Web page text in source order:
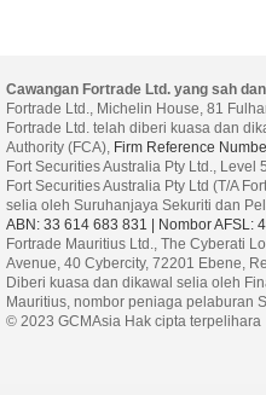
Cawangan Fortrade Ltd. yang sah
Fortrade Ltd., Michelin House, 81
Fortrade Ltd. telah diberi kuasa dan
Authority (FCA), Firm Reference
Fort Securities Australia Pty Ltd.,
Fort Securities Australia Pty Ltd (T/A
selia oleh Suruhanjaya Sekuriti dan
ABN: 33 614 683 831 | Nombor AFSL:
Fortrade Mauritius Ltd., The Cyberati
Avenue, 40 Cybercity, 72201 Ebene,
Diberi kuasa dan dikawal selia oleh
Mauritius, nombor peniaga pelaburan
© 2023 GCMAsia Hak cipta terpelihara